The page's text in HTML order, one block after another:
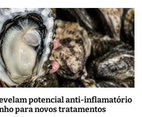
potencial anti-inflamatório
para novos tratamentos